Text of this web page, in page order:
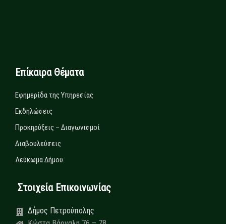
Επίκαιρα Θέματα
Εφημερίδα της Υπηρεσίας
Εκδηλώσεις
Προκηρύξεις – Διαγωνισμοί
Διαβουλεύσεις
Λεύκωμα Δήμου
Στοιχεία Επικοινωνίας
Δήμος Πετρούπολης